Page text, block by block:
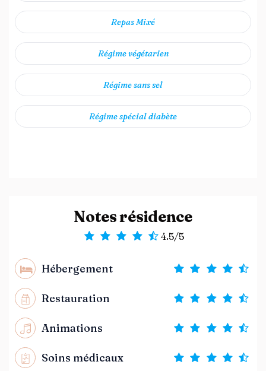
Repas Mixé
Régime végétarien
Régime sans sel
Régime spécial diabète
Notes résidence
4.5/5
Hébergement
Restauration
Animations
Soins médicaux